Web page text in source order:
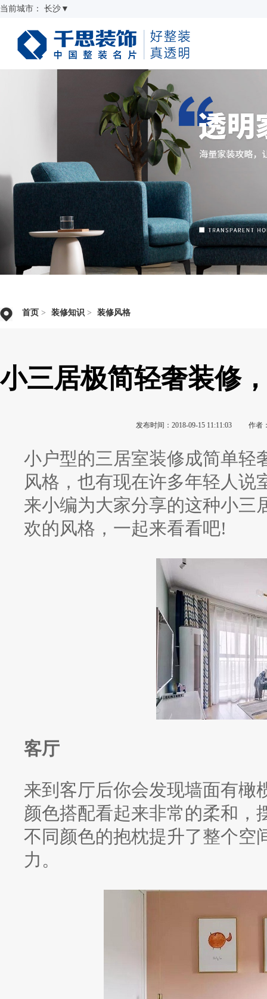
当前城市： 长沙 ▼
首页 > 装修知识 > 装修风格
小三居极简轻奢装修
发布时间：2018-09-15 11:11:03 作者
小户型的三居室装修成简单轻
风格，也有现在许多年轻人说
来小编为大家分享的这种小三
欢的风格，一起来看看吧!
客厅
来到客厅后你会发现墙面有橄
颜色搭配看起来非常的柔和，
不同颜色的抱枕提升了整个空
力。